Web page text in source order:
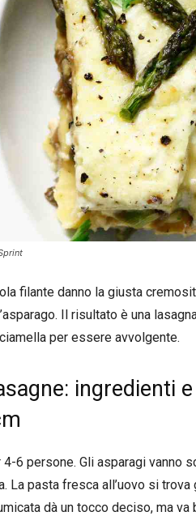
filante danno la giusta
Il risultato è una
per essere avvolgente.
ingredienti
4-6 persone. Gli asparagi
La pasta fresca all’uovo si
dà un tocco deciso, ma va